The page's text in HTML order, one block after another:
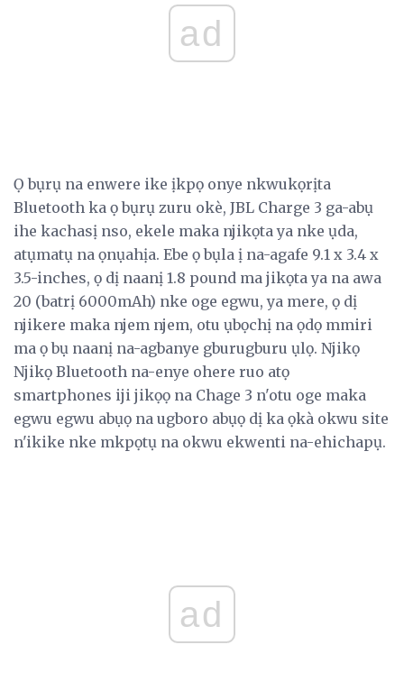
ad
Ọ bụrụ na enwere ike ịkpọ onye nkwukọrịta
Bluetooth ka ọ bụrụ zuru okè, JBL Charge 3 ga-abụ
ihe kachasị nso, ekele maka njikọta ya nke ụda,
atụmatụ na ọnụahịa. Ebe ọ bụla ị na-agafe 9.1 x 3.4 x
3.5-inches, ọ dị naanị 1.8 pound ma jikọta ya na awa
20 (batrị 6000mAh) nke oge egwu, ya mere, ọ dị
njikere maka njem njem, otu ụbọchị na ọdọ mmiri
ma ọ bụ naanị na-agbanye gburugburu ụlọ. Njikọ
Njikọ Bluetooth na-enye ohere ruo atọ
smartphones iji jikọọ na Chage 3 n'otu oge maka
egwu egwu abụọ na ugboro abụọ dị ka ọkà okwu site
n'ikike nke mkpọtụ na okwu ekwenti na-ehichapụ.
ad